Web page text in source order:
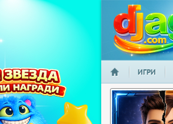
djagi.com
НАЧАЛО
ИГРИ